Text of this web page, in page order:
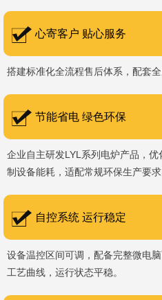
书编号：202207080）、河南
科技促生产，以质量创品牌，以品
管理，我们以质量保证，服务完
国内外新老客户前来参观洽谈，让
来！洛阳新安工厂视频洛阳高新工
心寄客户 贴心服务
搭建标准化全流程售后体系，配套
节能省电 绿色环保
企业自主研发LYL系列电炉产品，
制设备能耗，适配常规环保生产要求
自控系统 运行稳定
设备温控区间可调，配备完整微电
工艺曲线，运行状态平稳。